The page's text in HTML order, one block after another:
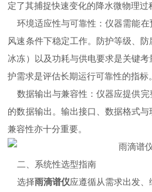
定了其捕捉快速变化的降水微物理过
环境适应性与可靠性：仪器需能在
风速条件下稳定工作。防护等级、
冰冻）以及功耗与供电要求是关键
护需求是评估长期运行可靠性的指标。
数据输出与兼容性：仪器应提供完
的数据输出。输出接口、数据格式
兼容性亦十分重要。
二、系统性选型指南
选择雨滴谱仪应遵循从需求出发、